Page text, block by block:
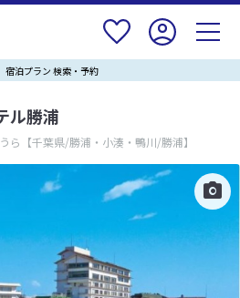
宿泊プラン 検索・予約
ル勝浦
ら 【千葉県/勝浦・小湊・鴨川/勝浦】